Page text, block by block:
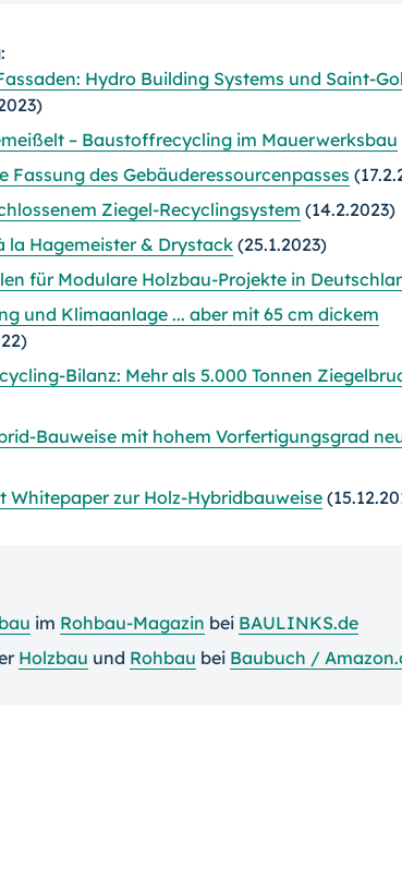
Hydro Building Systems und Saint-
– Baustoffrecycling im Mauerwerksbau
des Gebäuderessourcenpasses
Ziegel-Recyclingsystem (14.2.2023)
la Hagemeister & Drystack(25.1.2023)
für Modulare Holzbau-Projekte in
und Klimaanlage ... aber mit 65 cm dickem
Bilanz: Mehr als 5.000 Tonnen
Bauweise mit hohem Vorfertigungsgrad
zur Holz-Hybridbauweise
im Rohbau-Magazin bei BAULINKS.de
Holzbau und Rohbau bei Baubuch /